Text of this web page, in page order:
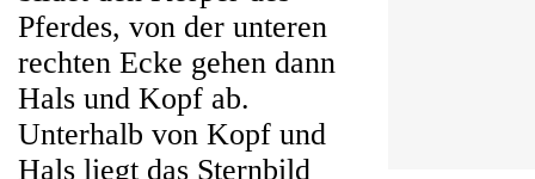
Pferdes, von der unteren
rechten Ecke gehen dann
Hals und Kopf ab.
Unterhalb von Kopf und
Hals liegt das Sternbild